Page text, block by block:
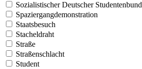
Sozialistischer Deutscher Studentenbund
Spaziergangdemonstration
Staatsbesuch
Stacheldraht
Straße
Straßenschlacht
Student